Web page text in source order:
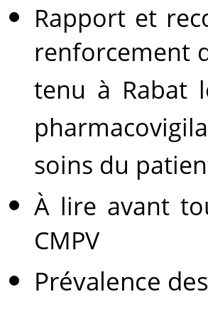
Rapport et
renforcement
tenu à Rabat
soins du
À lire avant
CMPV
Prévalence